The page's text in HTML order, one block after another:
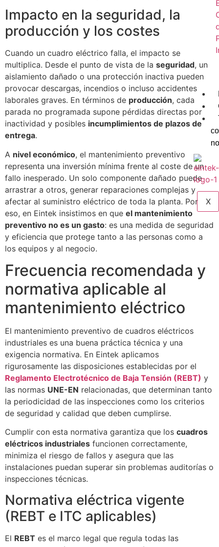
X
Impacto en la seguridad, la
producción y los costes
Cuando un cuadro eléctrico falla, el impacto se
multiplica. Desde el punto de vista de la seguridad, un
aislamiento dañado o una protección inactiva pueden
provocar descargas, incendios o incluso accidentes
laborales graves. En términos de producción, cada
parada no programada supone pérdidas directas por
inactividad y posibles incumplimientos de plazos de
entrega.
A nivel económico, el mantenimiento preventivo
representa una inversión mínima frente al coste de un
fallo inesperado. Un solo componente dañado puede
arrastrar a otros, generar reparaciones complejas y
afectar al suministro eléctrico de toda la planta. Por
eso, en Eintek insistimos en que el mantenimiento
preventivo no es un gasto: es una medida de seguridad
y eficiencia que protege tanto a las personas como a
los equipos y al negocio.
Frecuencia recomendada y
normativa aplicable al
mantenimiento eléctrico
El mantenimiento preventivo de cuadros eléctricos
industriales es una buena práctica técnica y una
exigencia normativa. En Eintek aplicamos
rigurosamente las disposiciones establecidas por el
Reglamento Electrotécnico de Baja Tensión (REBT) y
las normas UNE-EN relacionadas, que determinan tanto
la periodicidad de las inspecciones como los criterios
de seguridad y calidad que deben cumplirse.
Cumplir con esta normativa garantiza que los cuadros
eléctricos industriales funcionen correctamente,
minimiza el riesgo de fallos y asegura que las
instalaciones puedan superar sin problemas auditorías o
inspecciones técnicas.
Normativa eléctrica vigente
(REBT e ITC aplicables)
El REBT es el marco legal que regula todas las